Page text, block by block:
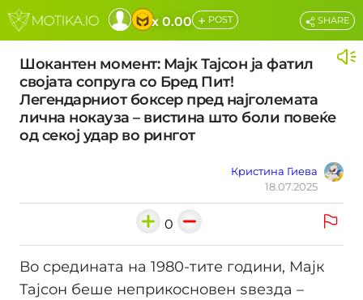
x 0.00 + POST
Шокантен момент: Мајк Тајсон ја фатил
својата сопруга со Бред Пит!
Легендарниот боксер пред најголемата
лична нокауза – вистина што боли повеќе
од секој удар во рингот
Кристина Гиева
18.07.2025
SHARE
0
Во средината на 1980-тите години, Мајк
Тајсон беше неприкосновен ѕвезда –